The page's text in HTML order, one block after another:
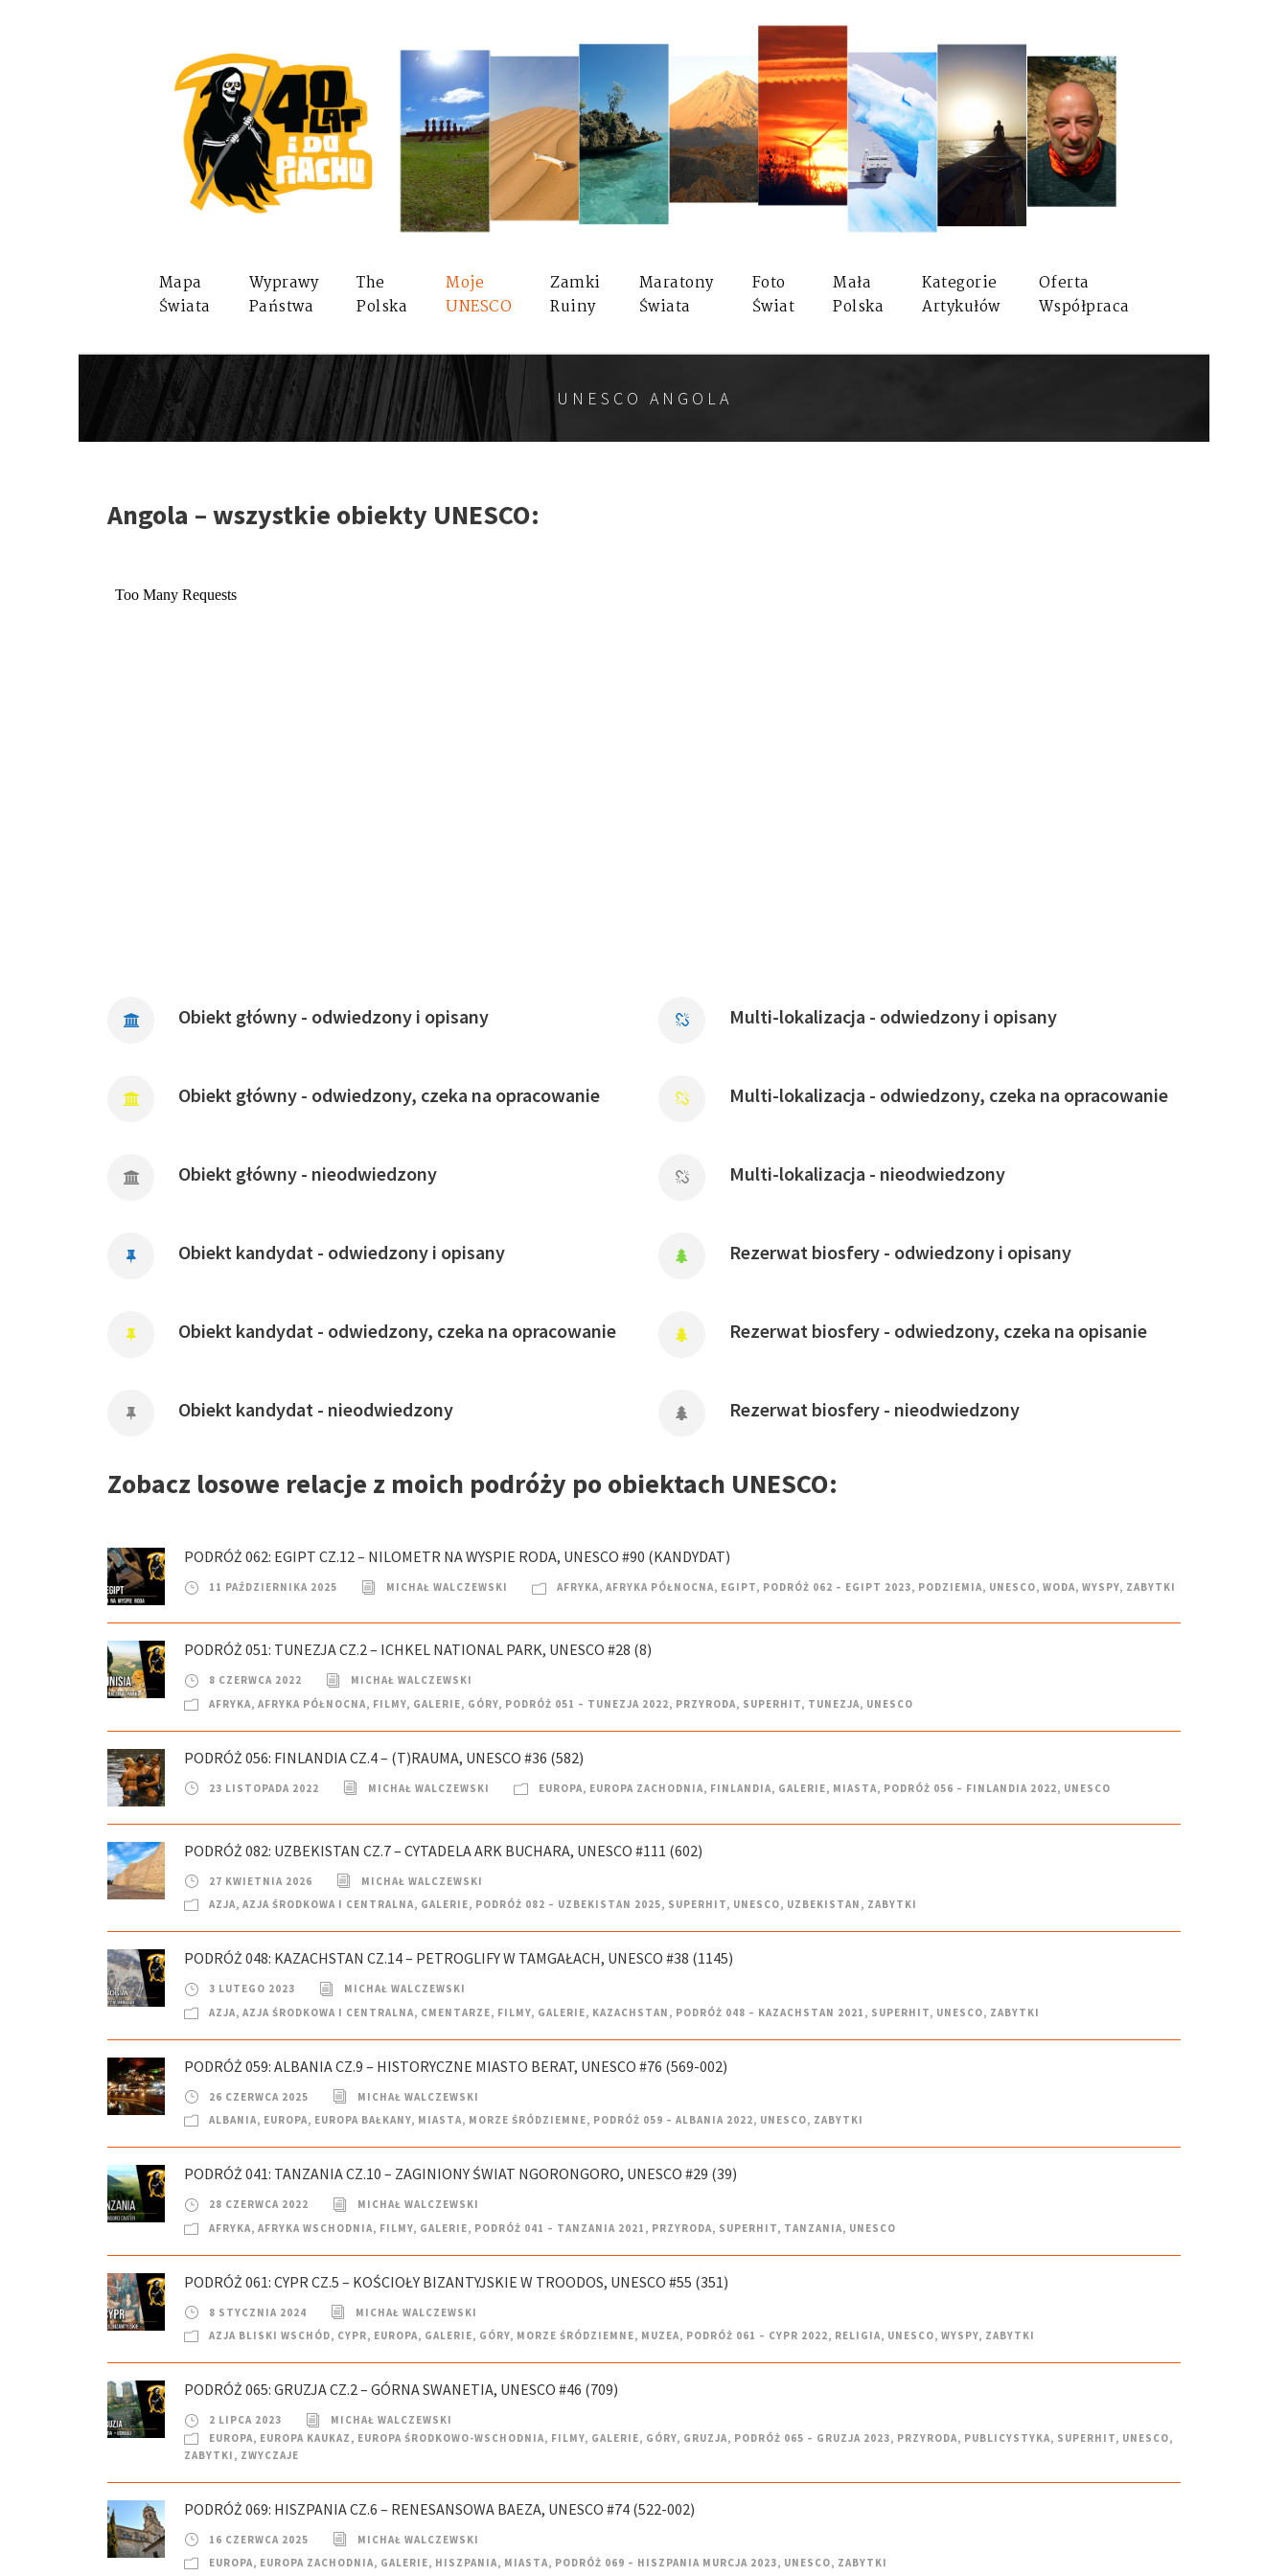
Mapa
Świata
Wyprawy
Państwa
The
Polska
Moje
UNESCO
Zamki
Ruiny
Maratony
Świata
Foto
Świat
Mała
Polska
Kategorie
Artykułów
Oferta
Współpraca
UNESCO ANGOLA
Angola – wszystkie obiekty UNESCO:
Obiekt główny - odwiedzony i opisany
Obiekt główny - odwiedzony, czeka na opracowanie
Obiekt główny - nieodwiedzony
Obiekt kandydat - odwiedzony i opisany
Obiekt kandydat - odwiedzony, czeka na opracowanie
Obiekt kandydat - nieodwiedzony
Multi-lokalizacja - odwiedzony i opisany
Multi-lokalizacja - odwiedzony, czeka na opracowanie
Multi-lokalizacja - nieodwiedzony
Rezerwat biosfery - odwiedzony i opisany
Rezerwat biosfery - odwiedzony, czeka na opisanie
Rezerwat biosfery - nieodwiedzony
Zobacz losowe relacje z moich podróży po obiektach UNESCO:
PODRÓŻ 062: EGIPT CZ.12 – NILOMETR NA WYSPIE RODA, UNESCO #90 (KANDYDAT)
11 PAŹDZIERNIKA 2025 MICHAŁ WALCZEWSKI AFRYKA, AFRYKA PÓŁNOCNA, EGIPT, PODRÓŻ 062 – EGIPT 2023, PODZIEMIA, UNESCO, WODA, WYSPY, ZABYTKI
PODRÓŻ 051: TUNEZJA CZ.2 – ICHKEL NATIONAL PARK, UNESCO #28 (8)
8 CZERWCA 2022
MICHAŁ WALCZEWSKI
AFRYKA, AFRYKA PÓŁNOCNA, FILMY, GALERIE, GÓRY, PODRÓŻ 051 – TUNEZJA 2022, PRZYRODA, SUPERHIT, TUNEZJA, UNESCO
PODRÓŻ 056: FINLANDIA CZ.4 – (T)RAUMA, UNESCO #36 (582)
23 LISTOPADA 2022 MICHAŁ WALCZEWSKI EUROPA, EUROPA ZACHODNIA, FINLANDIA, GALERIE, MIASTA, PODRÓŻ 056 – FINLANDIA 2022, UNESCO
PODRÓŻ 082: UZBEKISTAN CZ.7 – CYTADELA ARK BUCHARA, UNESCO #111 (602)
27 KWIETNIA 2026
MICHAŁ WALCZEWSKI
AZJA, AZJA ŚRODKOWA I CENTRALNA, GALERIE, PODRÓŻ 082 – UZBEKISTAN 2025, SUPERHIT, UNESCO, UZBEKISTAN , ZABYTKI
PODRÓŻ 048: KAZACHSTAN CZ.14 – PETROGLIFY W TAMGAŁACH, UNESCO #38 (1145)
3 LUTEGO 2023
MICHAŁ WALCZEWSKI
AZJA, AZJA ŚRODKOWA I CENTRALNA, CMENTARZE, FILMY, GALERIE, KAZACHSTAN , PODRÓŻ 048 – KAZACHSTAN 2021 , SUPERHIT, UNESCO, ZABYTKI
PODRÓŻ 059: ALBANIA CZ.9 – HISTORYCZNE MIASTO BERAT, UNESCO #76 (569-002)
26 CZERWCA 2025
MICHAŁ WALCZEWSKI
ALBANIA, EUROPA, EUROPA BAŁKANY, MIASTA, MORZE ŚRÓDZIEMNE, PODRÓŻ 059 – ALBANIA 2022, UNESCO, ZABYTKI
PODRÓŻ 041: TANZANIA CZ.10 – ZAGINIONY ŚWIAT NGORONGORO, UNESCO #29 (39)
28 CZERWCA 2022
MICHAŁ WALCZEWSKI
AFRYKA, AFRYKA WSCHODNIA, FILMY, GALERIE, PODRÓŻ 041 – TANZANIA 2021 , PRZYRODA, SUPERHIT, TANZANIA, UNESCO
PODRÓŻ 061: CYPR CZ.5 – KOŚCIOŁY BIZANTYJSKIE W TROODOS, UNESCO #55 (351)
8 STYCZNIA 2024
MICHAŁ WALCZEWSKI
AZJA BLISKI WSCHÓD, CYPR, EUROPA, GALERIE, GÓRY, MORZE ŚRÓDZIEMNE, MUZEA, PODRÓŻ 061 – CYPR 2022, RELIGIA, UNESCO, WYSPY, ZABYTKI
PODRÓŻ 065: GRUZJA CZ.2 – GÓRNA SWANETIA, UNESCO #46 (709)
2 LIPCA 2023
MICHAŁ WALCZEWSKI
EUROPA, EUROPA KAUKAZ , EUROPA ŚRODKOWO-WSCHODNIA, FILMY, GALERIE, GÓRY, GRUZJA, PODRÓŻ 065 – GRUZJA 2023, PRZYRODA, PUBLICYSTYKA, SUPERHIT, UNESCO,
ZABYTKI , ZWYCZAJE
PODRÓŻ 069: HISZPANIA CZ.6 – RENESANSOWA BAEZA, UNESCO #74 (522-002)
16 CZERWCA 2025
MICHAŁ WALCZEWSKI
EUROPA, EUROPA ZACHODNIA, GALERIE, HISZPANIA, MIASTA, PODRÓŻ 069 – HISZPANIA MURCJA 2023, UNESCO, ZABYTKI